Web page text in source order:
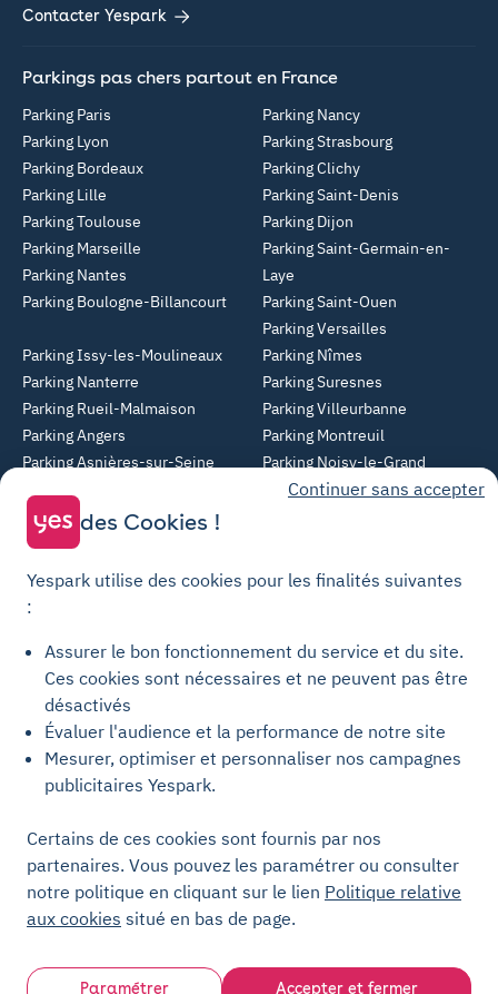
Contacter Yespark
Parkings pas chers partout en France
Parking Paris
Parking Lyon
Parking Bordeaux
Parking Lille
Parking Toulouse
Parking Marseille
Parking Nantes
Parking Boulogne-Billancourt
Parking Nancy
Parking Strasbourg
Parking Clichy
Parking Saint-Denis
Parking Dijon
Parking Saint-Germain-en-
Laye
Parking Saint-Ouen
Parking Versailles
Parking Issy-les-Moulineaux
Parking Nanterre
Parking Rueil-Malmaison
Parking Angers
Parking Asnières-sur-Seine
Parking Courbevoie
Parking Metz
Parking Nîmes
Parking Suresnes
Parking Villeurbanne
Parking Montreuil
Parking Noisy-le-Grand
Parking Clermont-Ferrand
Yespark SAS, titulaire de la carte pro n°CPI 7501 2017 000 019 582 portant
les mentions "Gestion Immobilière" et "Transaction" délivrée par la CCI de
Conditions générales de vente Stationnement
Conditions générales de vente Recharge
Politique de confidentialité
Politique relative aux cookies
Paramètres des cookies
Mentions légales
Continuer sans accepter
des Cookies !
Yespark utilise des cookies pour les finalités suivantes
:
Assurer le bon fonctionnement du service et du site.
Ces cookies sont nécessaires et ne peuvent pas être
désactivés
Évaluer l'audience et la performance de notre site
Mesurer, optimiser et personnaliser nos campagnes
publicitaires Yespark.
Certains de ces cookies sont fournis par nos
partenaires. Vous pouvez les paramétrer ou consulter
notre politique en cliquant sur le lien Politique relative
aux cookies situé en bas de page.
Paramétrer Accepter et fermer